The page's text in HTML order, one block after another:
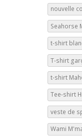
nouvelle
Seahorse
t-shirt
T-shirt
t-shirt
Tee-shirt
veste de
Wami